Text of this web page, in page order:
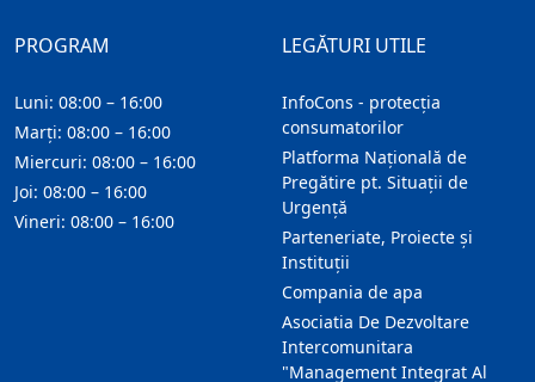
LEGĂTURI UTILE
InfoCons - protecția
consumatorilor
Platforma Națională de
Pregătire pt. Situații de
Urgență
Parteneriate, Proiecte și
Instituții
Compania de apa
Asociatia De Dezvoltare
Intercomunitara
"Management Integrat Al
PROGRAM
Luni: 08:00 – 16:00
Marți: 08:00 – 16:00
Miercuri: 08:00 – 16:00
Joi: 08:00 – 16:00
Vineri: 08:00 – 16:00